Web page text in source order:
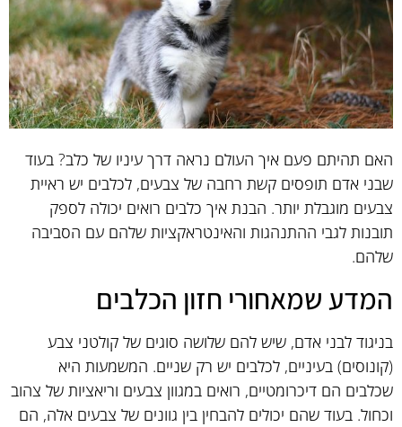
האם תהיתם פעם איך העולם נראה דרך עיניו של כלב? בעוד
שבני אדם תופסים קשת רחבה של צבעים, לכלבים יש ראיית
צבעים מוגבלת יותר. הבנת איך כלבים רואים יכולה לספק
תובנות לגבי ההתנהגות והאינטראקציות שלהם עם הסביבה
שלהם.
המדע שמאחורי חזון הכלבים
בניגוד לבני אדם, שיש להם שלושה סוגים של קולטני צבע
(קונוסים) בעיניים, לכלבים יש רק שניים. המשמעות היא
שכלבים הם דיכרומטיים, רואים במגוון צבעים וריאציות של צהוב
וכחול. בעוד שהם יכולים להבחין בין גוונים של צבעים אלה, הם